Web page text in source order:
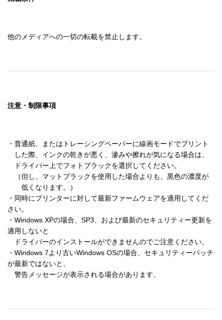
他のメディアへの一切の転載を禁止します。
注意・制限事項
・普通紙、またはトレーシングペーパーに線画モードでプリント
した際、インクの乾きが悪く、滲みや擦れが気になる場合は、
ドライバー上でフォトブラックを選択してください。
（但し、マットブラックを使用した場合よりも、黒色の濃度が
低くなります。）
・同時にプリンターに対して最新ファームウェアを適用してくだ
さい。
・Windows XPの場合、SP3、および最新のセキュリティー更新を
適用しないと
ドライバーのインストールができませんのでご注意ください。
・Windows 7より古いWindows OSの場合、セキュリティーパッチ
が最新ではないと、